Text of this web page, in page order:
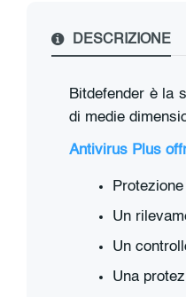
DESCRIZIONE
Bitdefender è la
di medie
Antivirus Plus
Un
Un
Una